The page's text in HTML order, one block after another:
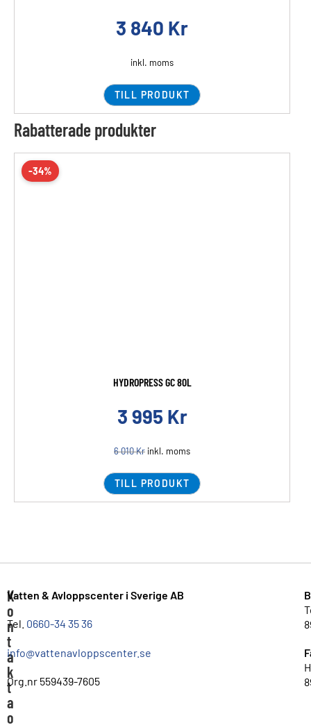
3 840 Kr
inkl. moms
TILL PRODUKT
Rabatterade produkter
-34%
HYDROPRESS GC 80L
3 995 Kr
6 010Kr inkl. moms
TILL PRODUKT
K
o
n
t
a
k
t
a
o
Vatten & Avloppscenter i Sverige AB
Tel. 0660-34 35 36
info@vattenavloppscenter.se
Org.nr 559439-7605